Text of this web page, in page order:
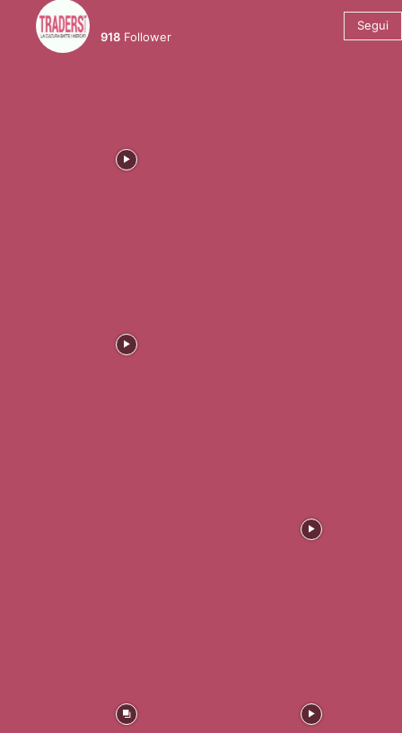
918 Follower
Segui